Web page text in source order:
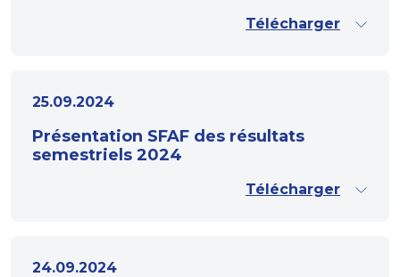
Télécharger
25.09.2024
Présentation SFAF des résultats
semestriels 2024
Télécharger
24.09.2024